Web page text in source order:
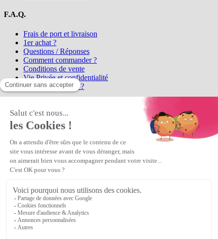
F.A.Q.
Frais de port et livraison
1er achat ?
Questions / Réponses
Comment commander ?
Conditions de vente
Vie Privée et confidentialité
Qui sommes-nous ?
la référence en perles et bijoux
perles en ligne, telles que les perles
et cristaux et strass en cristal Preciosa, les perles Miyuki perles et
apprêts en Argent 925, Gold Filled, perles de rocaille Preciosa
Matière Première est un
Première
Veuillez patienter...